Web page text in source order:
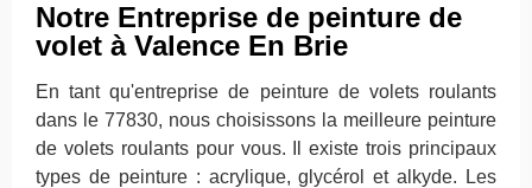
Notre Entreprise de peinture de
volet à Valence En Brie
En tant qu'entreprise de peinture de volets roulants
dans le 77830, nous choisissons la meilleure peinture
de volets roulants pour vous. Il existe trois principaux
types de peinture : acrylique, glycérol et alkyde. Les